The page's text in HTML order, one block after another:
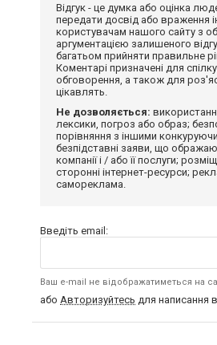
Відгук - це думка або оцінка
передати досвід або враження
користувачам нашого сайту з
аргументацією залишеного
багатьом прийняти правильне
Коментарі призначені для
обговорення, а також для
цікавлять.
Не дозволяється:
лексики, погроз або образ;
порівняння з іншими
безпідставні заяви, що
компанії і / або її послуги;
сторонні інтернет-ресурси;
самореклама.
Введіть email:
Ваш e-mail не відображатиметься на
або Авторизуйтесь для написання